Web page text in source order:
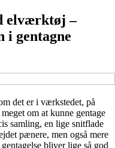
elværktøj –
i gentagne
det er i værkstedet, på
om at kunne gentage
samling, en lige snitflade
pænere, men også mere
bliver lige så god